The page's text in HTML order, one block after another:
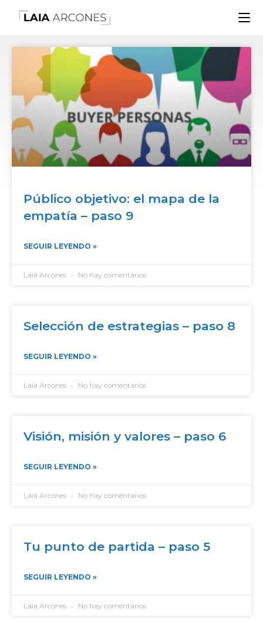
Público objetivo: el mapa de la
empatía – paso 9
SEGUIR LEYENDO »
Laia Arcones No hay comentarios
Selección de estrategias – paso 8
SEGUIR LEYENDO »
Laia Arcones No hay comentarios
Visión, misión y valores – paso 6
SEGUIR LEYENDO »
Laia Arcones No hay comentarios
Tu punto de partida – paso 5
SEGUIR LEYENDO »
Laia Arcones No hay comentarios